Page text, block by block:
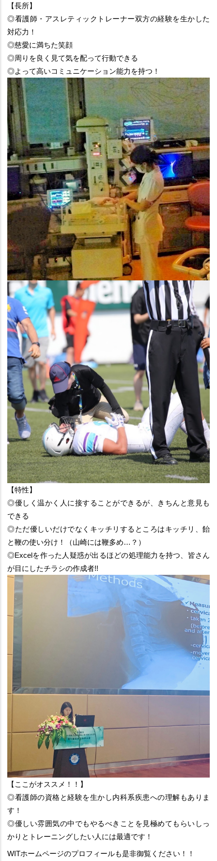
【長所】
◎看護師・アスレティックトレーナー双方の経験を生かした
対応力！
◎慈愛に満ちた笑顔
◎周りを良く見て気を配って行動できる
◎よって高いコミュニケーション能力を持つ！
【特性】
◎優しく温かく人に接することができるが、きちんと意見も
できる
◎ただ優しいだけでなくキッチリするところはキッチリ、飴
と鞭の使い分け！（山崎には鞭多め…？）
◎Excelを作った人疑惑が出るほどの処理能力を持つ、皆さん
が目にしたチラシの作成者!!
【ここがオススメ！！】
◎看護師の資格と経験を生かし内科系疾患への理解もありま
す！
◎優しい雰囲気の中でもやるべきことを見極めてもらいしっ
かりとトレーニングしたい人には最適です！
WITホームページのプロフィールも是非御覧ください！！